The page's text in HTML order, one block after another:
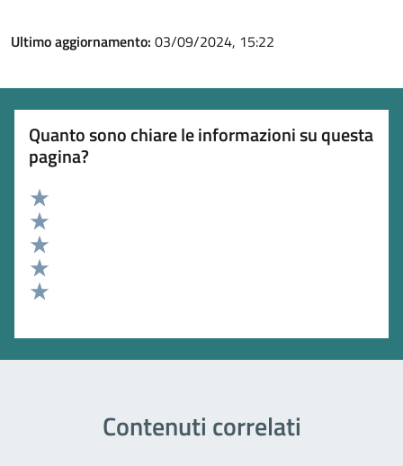
Ultimo aggiornamento: 03/09/2024, 15:22
Quanto sono chiare le informazioni su questa
pagina?
Valuta 5 stelle su 5
Valuta 4 stelle su 5
Valuta 3 stelle su 5
Valuta 2 stelle su 5
Contenuti correlati